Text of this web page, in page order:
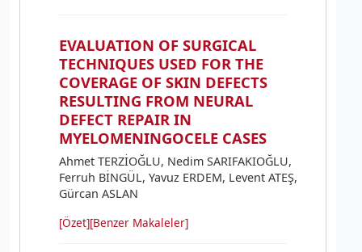
EVALUATION OF SURGICAL
TECHNIQUES USED FOR THE
COVERAGE OF SKIN DEFECTS
RESULTING FROM NEURAL
DEFECT REPAIR IN
MYELOMENINGOCELE CASES
Ahmet TERZİOĞLU, Nedim SARIFAKIOĞLU,
Ferruh BİNGÜL, Yavuz ERDEM, Levent ATEŞ,
Gürcan ASLAN
[Özet][Benzer Makaleler]